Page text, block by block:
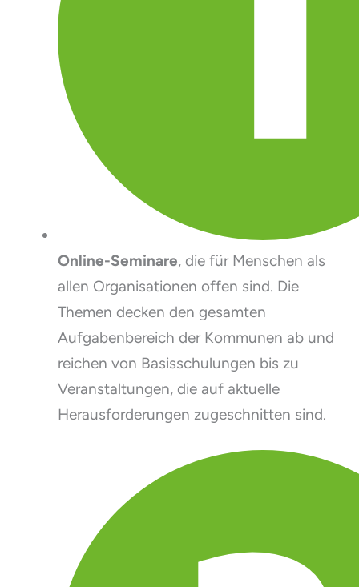
Online-Seminare, die für Menschen als
allen Organisationen offen sind. Die
Themen decken den gesamten
Aufgabenbereich der Kommunen ab und
reichen von Basisschulungen bis zu
Veranstaltungen, die auf aktuelle
Herausforderungen zugeschnitten sind.